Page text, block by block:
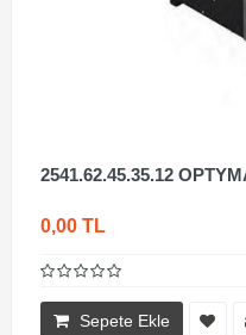
2541.62.45.35.12
0,00 TL
Sepete Ekle